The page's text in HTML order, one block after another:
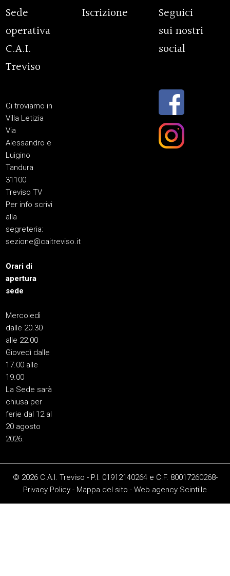
Sede
operativa
C.A.I.
Treviso
Ci troviamo in
Villa Letizia
Via
Alessandro e
Luigino
Tandura
31100
Treviso TV
Per info scrivi
alla
segreteria:
sezione@caitreviso.it
Orari di
apertura
sede
Mercoledì
dalle 20.30
alle 22.00
Giovedì dalle
17.00 alle
19.00
La Sede sarà
chiusa per
ferie dal 12 al
20 agosto
2026.
Iscrizione
Seguici
sui nostri
social
© 2026 C.A.I. Treviso - P.I. 01912140264 e C.F. 80017260268-
Privacy Policy - Mappa del sito - Web agency Scintille